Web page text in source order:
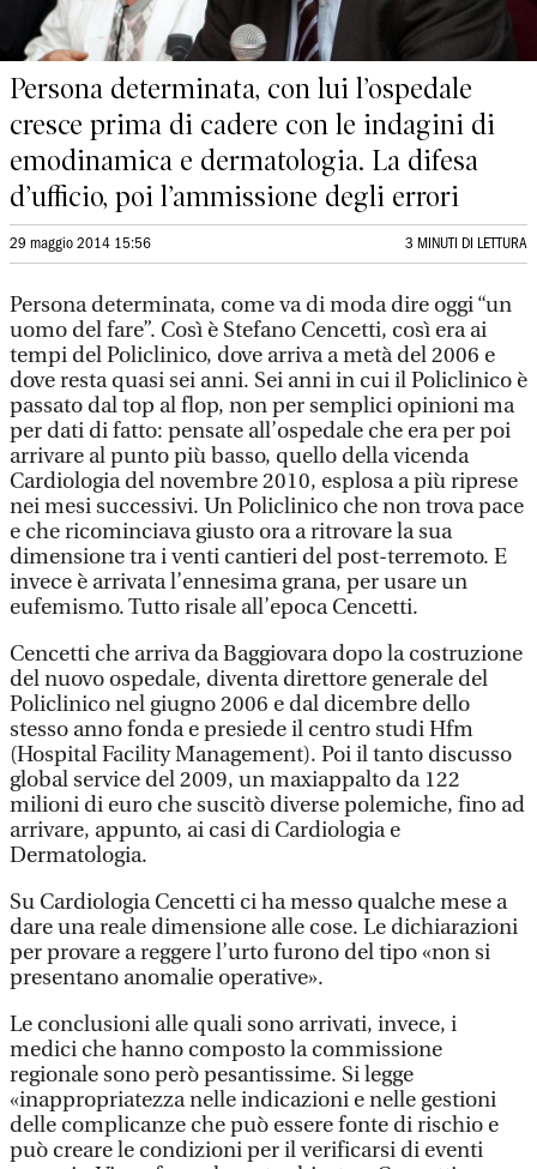
Persona determinata, con lui l’ospedale
cresce prima di cadere con le indagini di
emodinamica e dermatologia. La difesa
d’ufficio, poi l’ammissione degli errori
29 maggio 2014 15:56 3 MINUTI DI LETTURA
Persona determinata, come va di moda dire oggi “un
uomo del fare”. Così è Stefano Cencetti, così era ai
tempi del Policlinico, dove arriva a metà del 2006 e
dove resta quasi sei anni. Sei anni in cui il Policlinico è
passato dal top al flop, non per semplici opinioni ma
per dati di fatto: pensate all’ospedale che era per poi
arrivare al punto più basso, quello della vicenda
Cardiologia del novembre 2010, esplosa a più riprese
nei mesi successivi. Un Policlinico che non trova pace
e che ricominciava giusto ora a ritrovare la sua
dimensione tra i venti cantieri del post-terremoto. E
invece è arrivata l’ennesima grana, per usare un
eufemismo. Tutto risale all’epoca Cencetti.
Cencetti che arriva da Baggiovara dopo la costruzione
del nuovo ospedale, diventa direttore generale del
Policlinico nel giugno 2006 e dal dicembre dello
stesso anno fonda e presiede il centro studi Hfm
(Hospital Facility Management). Poi il tanto discusso
global service del 2009, un maxiappalto da 122
milioni di euro che suscitò diverse polemiche, fino ad
arrivare, appunto, ai casi di Cardiologia e
Dermatologia.
Su Cardiologia Cencetti ci ha messo qualche mese a
dare una reale dimensione alle cose. Le dichiarazioni
per provare a reggere l’urto furono del tipo «non si
presentano anomalie operative».
Le conclusioni alle quali sono arrivati, invece, i
medici che hanno composto la commissione
regionale sono però pesantissime. Si legge
«inappropriatezza nelle indicazioni e nelle gestioni
delle complicanze che può essere fonte di rischio e
può creare le condizioni per il verificarsi di eventi